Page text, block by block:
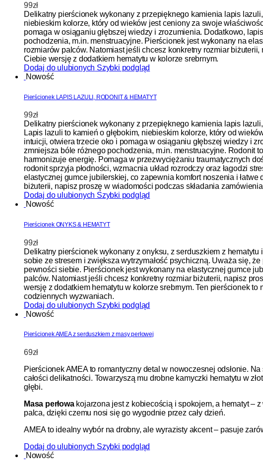
99zł
Delikatny pierścionek wykonany z przepięknego kamienia lapis
niebieskim kolorze, który od wieków jest ceniony za swoje
pomaga w osiąganiu głębszej wiedzy i zrozumienia. Dodatkowo,
pochodzenia, m.in. menstruacyjne. Pierścionek jest wykonany na
rozmiarów palców. Natomiast jeśli chcesz konkretny rozmiar
Ciebie wersję z dodatkiem hematytu w kolorze srebrnym.
Dodaj do ulubionych Szybki podgląd
Nowość
Pierścionek LAPIS LAZULI, RODONIT & HEMATYT
99zł
Delikatny pierścionek wykonany z przepięknego kamienia lapis
Lapis lazuli to kamień o głębokim, niebieskim kolorze, który od
intuicji, otwiera trzecie oko i pomaga w osiąganiu głębszej wiedzy i
zmniejsza bóle różnego pochodzenia, m.in. menstruacyjne. Rodonit
harmonizuje energię. Pomaga w przezwyciężaniu traumatycznych
rodonit sprzyja płodności, wzmacnia układ rozrodczy oraz łagodzi
elastycznej gumce jubilerskiej, co zapewnia komfort noszenia i
biżuterii, napisz proszę w wiadomości podczas składania
Dodaj do ulubionych Szybki podgląd
Nowość
Pierścionek ONYKS & HEMATYT
99zł
Delikatny pierścionek wykonany z onyksu, z serduszkiem z
sobie ze stresem i zwiększa wytrzymałość psychiczną. Uważa się,
pewności siebie. Pierścionek jest wykonany na elastycznej gumce
palców. Natomiast jeśli chcesz konkretny rozmiar biżuterii, napisz
wersję z dodatkiem hematytu w kolorze srebrnym. Ten pierścionek
codziennych wyzwaniach.
Dodaj do ulubionych Szybki podgląd
Nowość
Pierścionek AMEA z serduszkiem z masy perłowej
69zł
Pierścionek AMEA to romantyczny detal w nowoczesnej odsłonie.
całości delikatności. Towarzyszą mu drobne kamyczki hematytu w
głębi.
Masa perłowakojarzona jest z kobiecością i spokojem, a hematyt –
palca, dzięki czemu nosi się go wygodnie przez cały dzień.
AMEA to idealny wybór na drobny, ale wyrazisty akcent – pasuje
Dodaj do ulubionych Szybki podgląd
Nowość